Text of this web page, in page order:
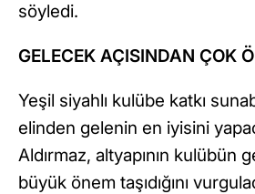
söyledi.
GELECEK AÇISINDAN ÇOK
Yeşil siyahlı kulübe katkı
elinden gelenin en iyisini
Aldırmaz, altyapının kulübün
büyük önem taşıdığını